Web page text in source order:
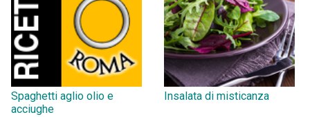
Spaghetti aglio olio e
acciughe
Insalata di misticanza